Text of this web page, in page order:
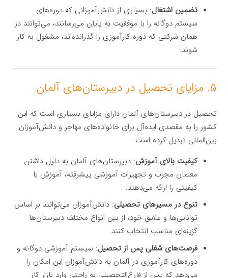
تضمین اشتغال: بسیاری از دانش‌آموزانی که دوره‌های
سیستم دوگانه را با موفقیت به پایان می‌رسانند، می‌توانند در
همان شرکتی که دوره کارآموزی را گذرانده‌اند، مشغول به کار
شوند.
۵. مزایای تحصیل در دبیرستان‌های آلمان
تحصیل در دبیرستان‌های آلمان دارای مزایای بسیاری است که این
کشور را به مقصدی ایده‌آل برای خانواده‌های مهاجر و دانش‌آموزان
بین‌المللی تبدیل کرده است.
کیفیت بالای آموزش: دبیرستان‌های آلمان به دلیل داشتن
معلمان مجرب و تجهیزات آموزشی پیشرفته، آموزش با
کیفیتی را ارائه می‌دهند.
تنوع در مسیرهای تحصیلی: دانش‌آموزان می‌توانند بر اساس
توانایی‌ها و علایق خود، از بین انواع مختلف دبیرستان‌ها
گزینه‌ای مناسب انتخاب کنند.
فرصت‌های شغلی پس از تحصیل: سیستم آموزشی دوگانه و
دوره‌های کارآموزی در آلمان به دانش‌آموزان این امکان را
می‌دهد که پس از فارغ‌التحصیلی به راحتی وارد بازار کار